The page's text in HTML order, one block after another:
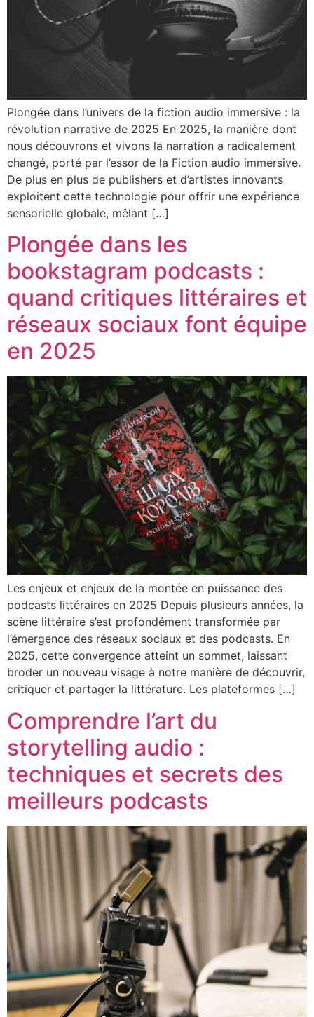
Plongée dans l’univers de la fiction audio immersive : la
révolution narrative de 2025 En 2025, la manière dont
nous découvrons et vivons la narration a radicalement
changé, porté par l’essor de la Fiction audio immersive.
De plus en plus de publishers et d’artistes innovants
exploitent cette technologie pour offrir une expérience
sensorielle globale, mêlant […]
Plongée dans les
bookstagram podcasts :
quand critiques littéraires et
réseaux sociaux font équipe
en 2025
Les enjeux et enjeux de la montée en puissance des
podcasts littéraires en 2025 Depuis plusieurs années, la
scène littéraire s’est profondément transformée par
l’émergence des réseaux sociaux et des podcasts. En
2025, cette convergence atteint un sommet, laissant
broder un nouveau visage à notre manière de découvrir,
critiquer et partager la littérature. Les plateformes […]
Comprendre l’art du
storytelling audio :
techniques et secrets des
meilleurs podcasts